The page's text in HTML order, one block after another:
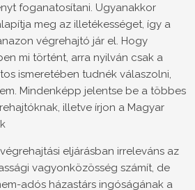
foganatosítani. Ugyanakkor
meg az illetékességet, így a
végrehajtó jár el. Hogy
mi történt, arra nyilván csak a
ismeretében tudnék válaszolni,
Mindenképp jelentse be a többes
illetve írjon a Magyar
eljárásban irreleváns az
vagyonközösség számít, de
adós házastárs ingóságának a